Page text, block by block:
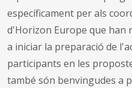
específicament per als
d'Horizon Europe que han
a iniciar la preparació de
participants en les
també són benvingudes a